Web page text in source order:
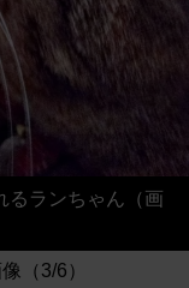
るランちゃん（画
（3/6）